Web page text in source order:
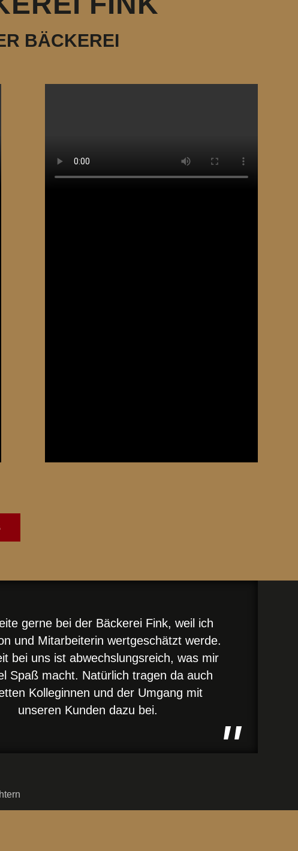
BÄCKEREI
gerne bei der Bäckerei Fink, weil ich
und Mitarbeiterin wertgeschätzt werde.
bei uns ist abwechslungsreich, was mir
Spaß macht. Natürlich tragen da auch
Kolleginnen und der Umgang mit
unseren Kunden dazu bei.